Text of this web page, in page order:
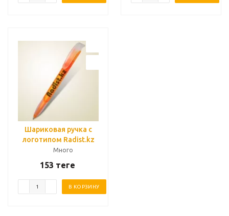
Шариковая ручка с
логотипом Radist.kz
Много
153 теңге
В КОРЗИНУ